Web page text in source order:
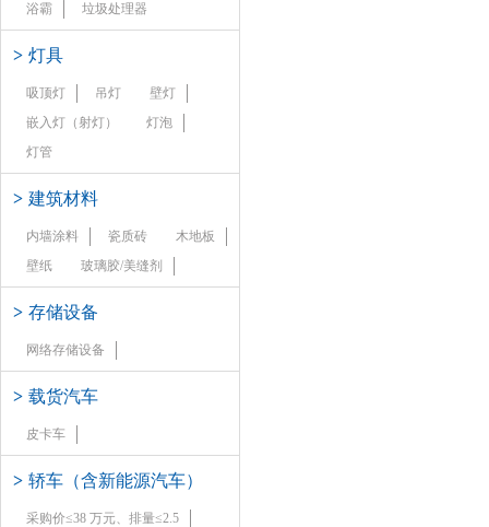
浴霸
垃圾处理器
> 灯具
吸顶灯 吊灯
壁灯
嵌入灯（射灯）
灯泡
灯管
> 建筑材料
内墙涂料 瓷质砖
木地板
壁纸
玻璃胶/美缝剂
> 存储设备
网络存储设备
> 载货汽车
皮卡车
> 轿车（含新能源汽车）
采购价≤38 万元、排量≤2.5